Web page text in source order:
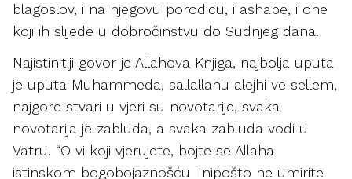
blagoslov, i na njegovu porodicu, i ashabe, i one
koji ih slijede u dobročinstvu do Sudnjeg dana.
Najistinitiji govor je Allahova Knjiga, najbolja uputa
je uputa Muhammeda, sallallahu alejhi ve sellem,
najgore stvari u vjeri su novotarije, svaka
novotarija je zabluda, a svaka zabluda vodi u
Vatru. “O vi koji vjerujete, bojte se Allaha
istinskom bogobojaznošću i nipošto ne umirite